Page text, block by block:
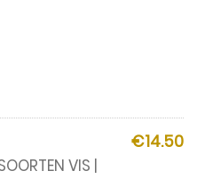
€14.50
VIS |